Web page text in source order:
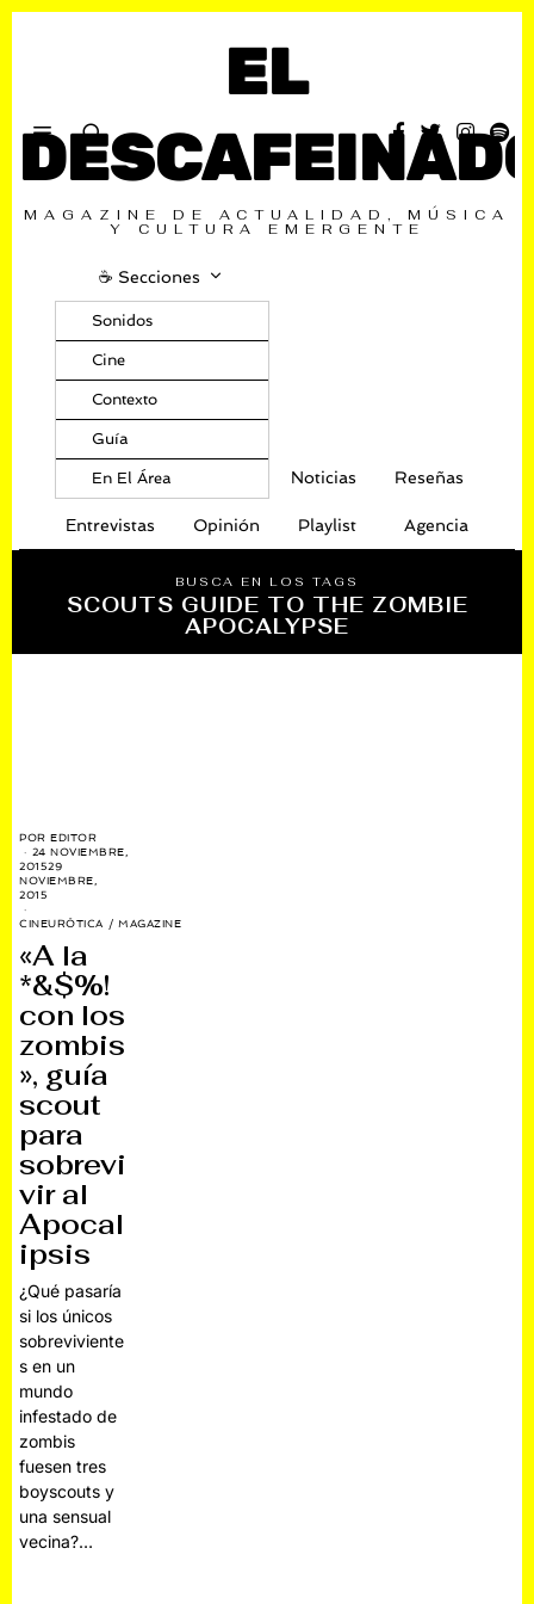
EL
MAGAZINE DE ACTUALIDAD, MÚSICA
Y CULTURA EMERGENTE
☕️ Secciones
Sonidos
Cine
Contexto
Guía
En El Área Noticias Reseñas
Entrevistas Opinión Playlist Agencia
BUSCA EN LOS TAGS
SCOUTS GUIDE TO THE ZOMBIE
APOCALYPSE
POREDITOR
24 NOVIEMBRE,
201529
NOVIEMBRE,
2015
CINEURÓTICA / MAGAZINE
«A la
*&$%!
con los
zombis
», guía
scout
para
sobrevi
vir al
Apocal
ipsis
¿Qué pasaría
si los únicos
sobreviviente
s en un
mundo
infestado de
zombis
fuesen tres
boyscouts y
una sensual
vecina?…